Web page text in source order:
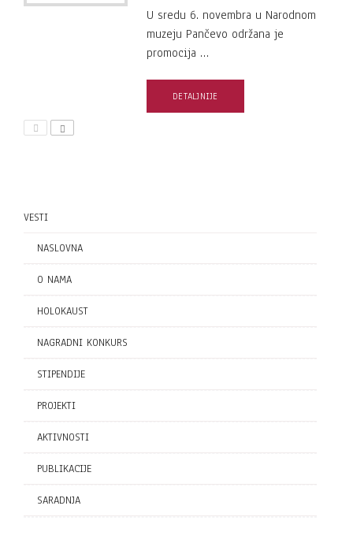
VESTI
NASLOVNA
O NAMA
HOLOKAUST
NAGRADNI KONKURS
STIPENDIJE
PROJEKTI
AKTIVNOSTI
PUBLIKACIJE
SARADNJA
U sredu 6. novembra u Narodnom
muzeju Pančevo održana je
promocija …
DETALJNIJE